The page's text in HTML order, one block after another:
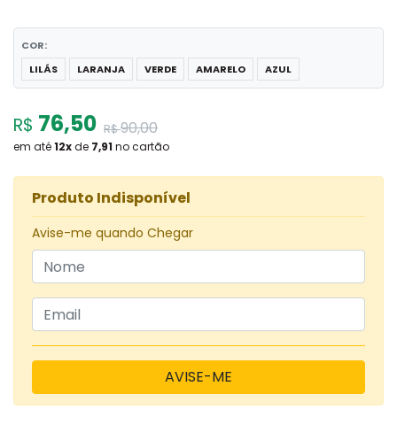
COR:
LILÁS
LARANJA VERDE AMARELO AZUL
R$ 76,50 R$90,00
em até12xde 7,91 no cartão
Produto Indisponível
Avise-me quando Chegar
AVISE-ME